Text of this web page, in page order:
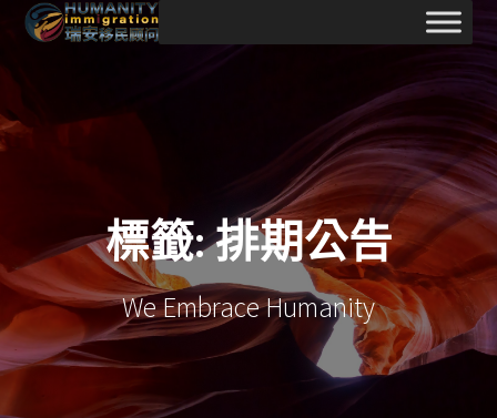
標籤:排期公告
We Embrace Humanity